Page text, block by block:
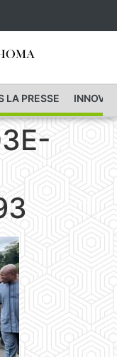
LA PRESSE